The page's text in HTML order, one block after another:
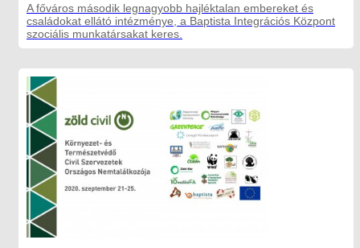
A főváros második legnagyobb hajléktalan embereket és
családokat ellátó intézménye, a Baptista Integrációs Központ
szociális munkatársakat keres.